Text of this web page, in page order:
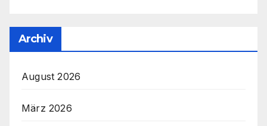
Archiv
August 2026
März 2026